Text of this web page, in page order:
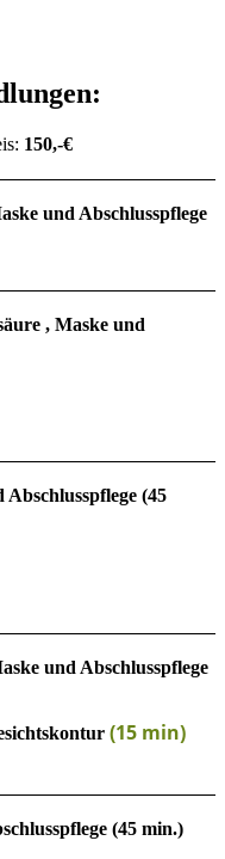
150,-€
und Abschlusspflege
, Maske und
(45
und Abschlusspflege
(15 min)
(45 min.)